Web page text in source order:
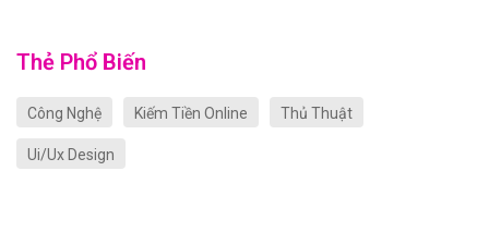
Thẻ Phổ Biến
Công Nghệ Kiếm Tiền Online Thủ Thuật
Ui/Ux Design